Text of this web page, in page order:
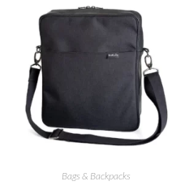
Bags & Backpacks